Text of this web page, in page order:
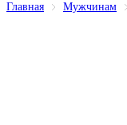
Главная Мужчинам